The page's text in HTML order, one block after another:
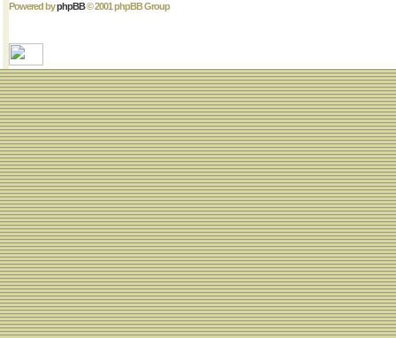
Powered byphpBB© 2001 phpBB Group